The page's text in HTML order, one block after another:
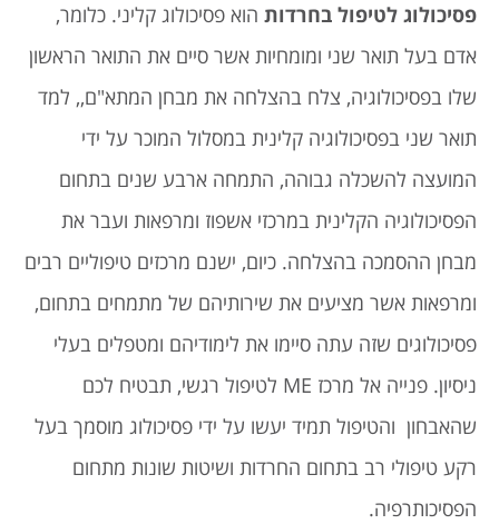
פסיכולוג לטיפול בחרדות הוא פסיכולוג קליני. כלומר,
אדם בעל תואר שני ומומחיות אשר סיים את התואר הראשון
שלו בפסיכולוגיה, צלח בהצלחה את מבחן המתא"ם,, למד
תואר שני בפסיכולוגיה קלינית במסלול המוכר על ידי
המועצה להשכלה גבוהה, התמחה ארבע שנים בתחום
הפסיכולוגיה הקלינית במרכזי אשפוז ומרפאות ועבר את
מבחן ההסמכה בהצלחה. כיום, ישנם מרכזים טיפוליים רבים
ומרפאות אשר מציעים את שירותיהם של מתמחים בתחום,
פסיכולוגים שזה עתה סיימו את לימודיהם ומטפלים בעלי
ניסיון. פנייה אל מרכז ME לטיפול רגשי, תבטיח לכם
שהאבחון והטיפול תמיד יעשו על ידי פסיכולוג מוסמך בעל
רקע טיפולי רב בתחום החרדות ושיטות שונות מתחום
הפסיכותרפיה.